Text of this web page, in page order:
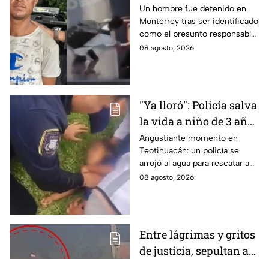
contra tráiler; provocó
su muerte en
Monterrey
Un hombre fue detenido en
Monterrey tras ser identificado
como el presunto responsable
de la muerte de un adulto
08 agosto, 2026
"Ya lloró": Policía salva
la vida a niño de 3 años
que cayó a un lago en
Teotihuacán; aplicó
RCP (VIDEO)
Angustiante momento en
Teotihuacán: un policía se
arrojó al agua para rescatar a
un pequeño que no respiraba y
08 agosto, 2026
Entre lágrimas y gritos
de justicia, sepultan a